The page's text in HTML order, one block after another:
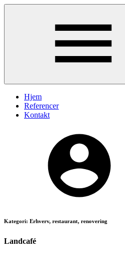
Gå
Hjem
Referencer
Kontakt
Kategori: Erhverv, restaurant, renovering
Landcafé